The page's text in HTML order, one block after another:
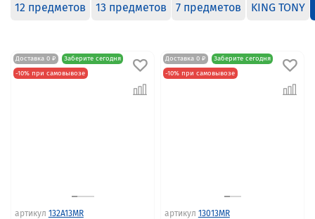
12 предметов 13 предметов 7 предметов KING TONY
Доставка 0 ₽
Заберите сегодня
-10% при самовывозе
артикул 132A13MR
Доставка 0 ₽
Заберите сегодня
-10% при самовывозе
артикул 13013MR